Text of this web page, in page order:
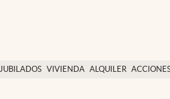
JUBILADOS VIVIENDA ALQUILER